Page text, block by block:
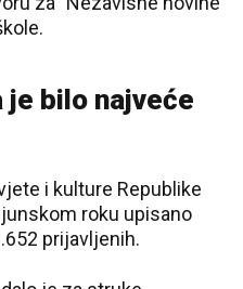
je bilo najveće
i kulture Republike
roku upisano
prijavljenih.